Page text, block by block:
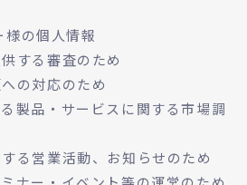
様の個人情報
する審査のため
の対応のため
製品・サービスに関する市場調
る営業活動、お知らせのため